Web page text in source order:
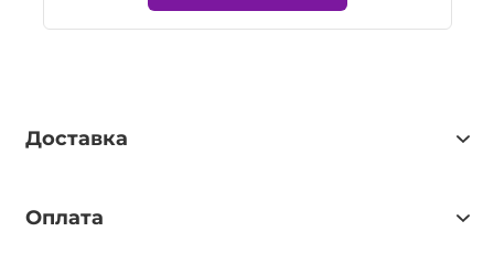
Доставка
Оплата